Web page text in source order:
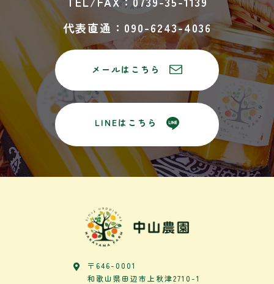
代表直通：090-6243-4036
メールはこちら
LINEはこちら
〒646-0001
和歌山県田辺市上秋津2710-1